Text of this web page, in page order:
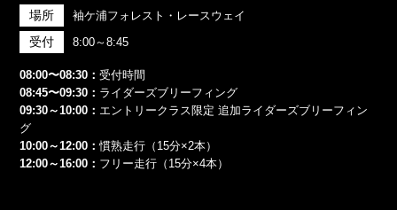
場所 袖ケ浦フォレスト・レースウェイ
受付 8:00～8:45
08:00〜08:30：受付時間
08:45〜09:30： ライダーズブリーフィング
09:30～10:00： エントリークラス限定 追加ライダーズブリーフィン
グ
10:00～12:00：慣熟走行（15分×2本）
12:00～16:00： フリー走行（15分×4本）